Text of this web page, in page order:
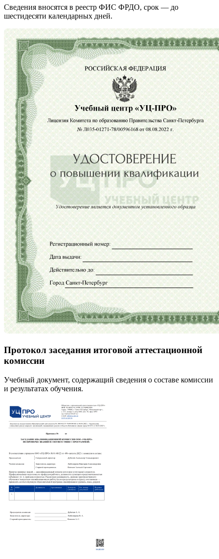
Сведения вносятся в реестр ФИС ФРДО, срок — до
шестидесяти календарных дней.
Протокол заседания итоговой аттестационной
комиссии
Учебный документ, содержащий сведения о составе комиссии
и результатах обучения.